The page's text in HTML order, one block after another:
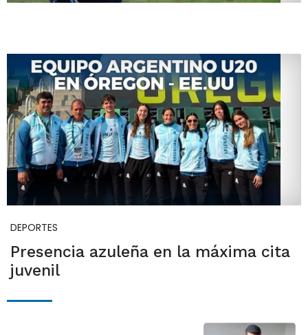
DEPORTES
Presencia azuleña en la máxima cita
juvenil